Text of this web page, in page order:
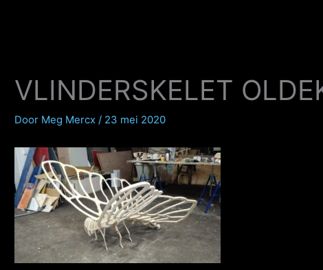
VLINDERSKELET
Door Meg Mercx / 23 mei 2020